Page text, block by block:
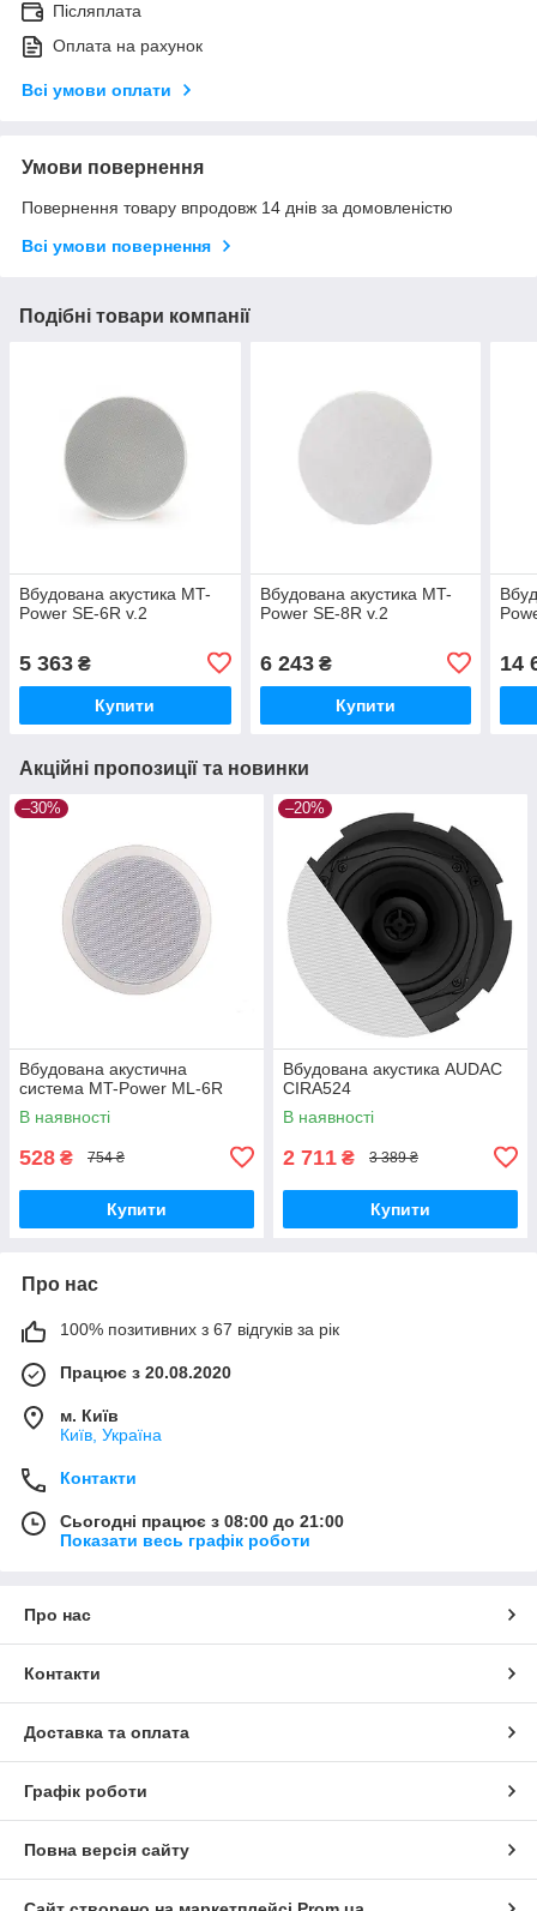
Післяплата
Оплата на рахунок
Всі умови оплати
Умови повернення
Повернення товару впродовж 14 днів за домовленістю
Всі умови повернення
Подібні товари компанії
Вбудована акустика MT-
Power SE-6R v.2
5 363 ₴
Купити
Вбудована акустика MT-
Power SE-8R v.2
6 243₴
Купити
14
Акційні пропозиції та новинки
–30%
Вбудована акустична
система MT-Power ML-6R
В наявності
528 ₴ 754 ₴
Купити
–20%
Вбудована акустика AUDAC
CIRA524
В наявності
2 711 ₴ 3 389 ₴
Купити
Про нас
100% позитивних з 67 відгуків за рік
Працює з 20.08.2020
м. Київ
Київ, Україна
Контакти
Сьогодні працює з 08:00 до 21:00
Показати весь графік роботи
Про нас
Контакти
Доставка та оплата
Графік роботи
Повна версія сайту